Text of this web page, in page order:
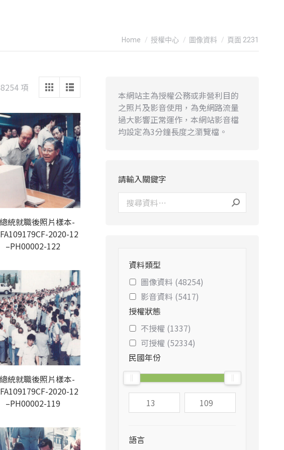
You are here:
Home 授權中心 圖像資料 頁面 2231
項 Sorted
latest
統就職後照片樣本-
2020-12
–PH00002-122
統就職後照片樣本-
2020-12
–PH00002-119
本網站主為授權公務或非營利目的
之照片及影音使用，為免網路流量
過大影響正常運作，本網站影音檔
均設定為3分鐘長度之瀏覽檔。
請輸入關鍵字
資料類型
圖像資料 (48254)
影音資料 (5417)
授權狀態
不授權 (1337)
可授權 (52334)
民國年份
語言